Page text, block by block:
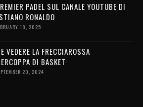
PADEL SUL CANALE YOUTUBE DI
RONALDO
18, 2025
VEDERE LA FRECCIAROSSA
DI BASKET
20, 2024